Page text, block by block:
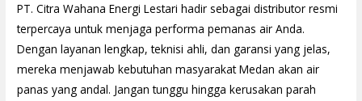
PT. Citra Wahana Energi Lestari hadir sebagai distributor resmi
terpercaya untuk menjaga performa pemanas air Anda.
Dengan layanan lengkap, teknisi ahli, dan garansi yang jelas,
mereka menjawab kebutuhan masyarakat Medan akan air
panas yang andal. Jangan tunggu hingga kerusakan parah